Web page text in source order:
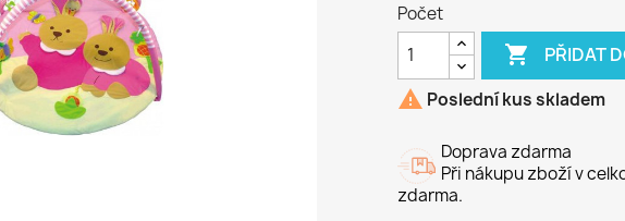
Počet
 PŘIDAT
 Poslední kus skladem
Doprava zdarma
Při nákupu zboží v
zdarma.